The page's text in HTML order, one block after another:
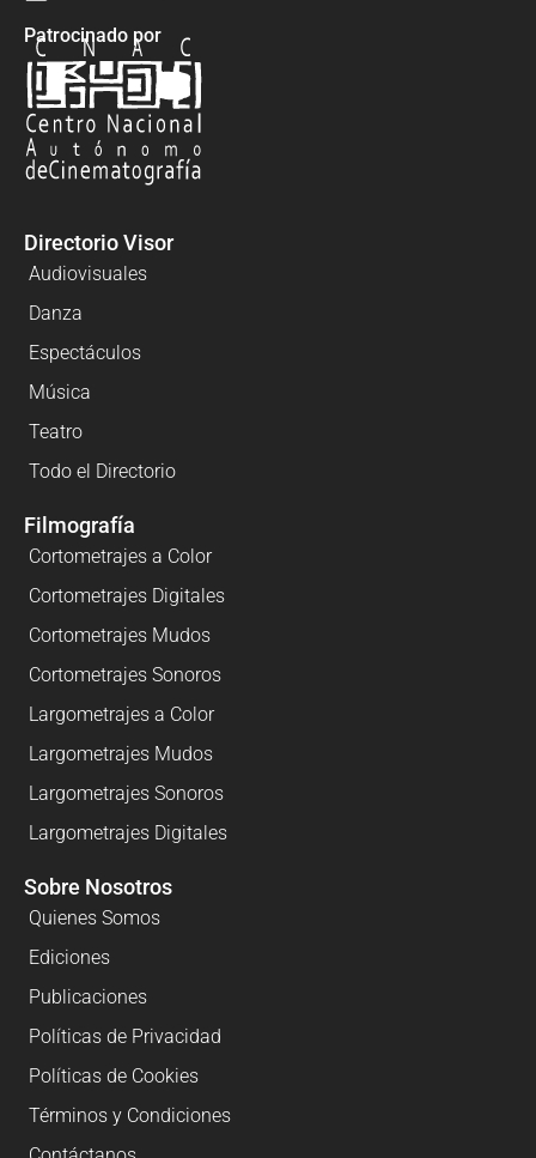
Patrocinado por
Directorio Visor
Audiovisuales
Danza
Espectáculos
Música
Teatro
Todo el Directorio
Filmografía
Cortometrajes a Color
Cortometrajes Digitales
Cortometrajes Mudos
Cortometrajes Sonoros
Largometrajes a Color
Largometrajes Mudos
Largometrajes Sonoros
Largometrajes Digitales
Sobre Nosotros
Quienes Somos
Ediciones
Publicaciones
Políticas de Privacidad
Políticas de Cookies
Términos y Condiciones